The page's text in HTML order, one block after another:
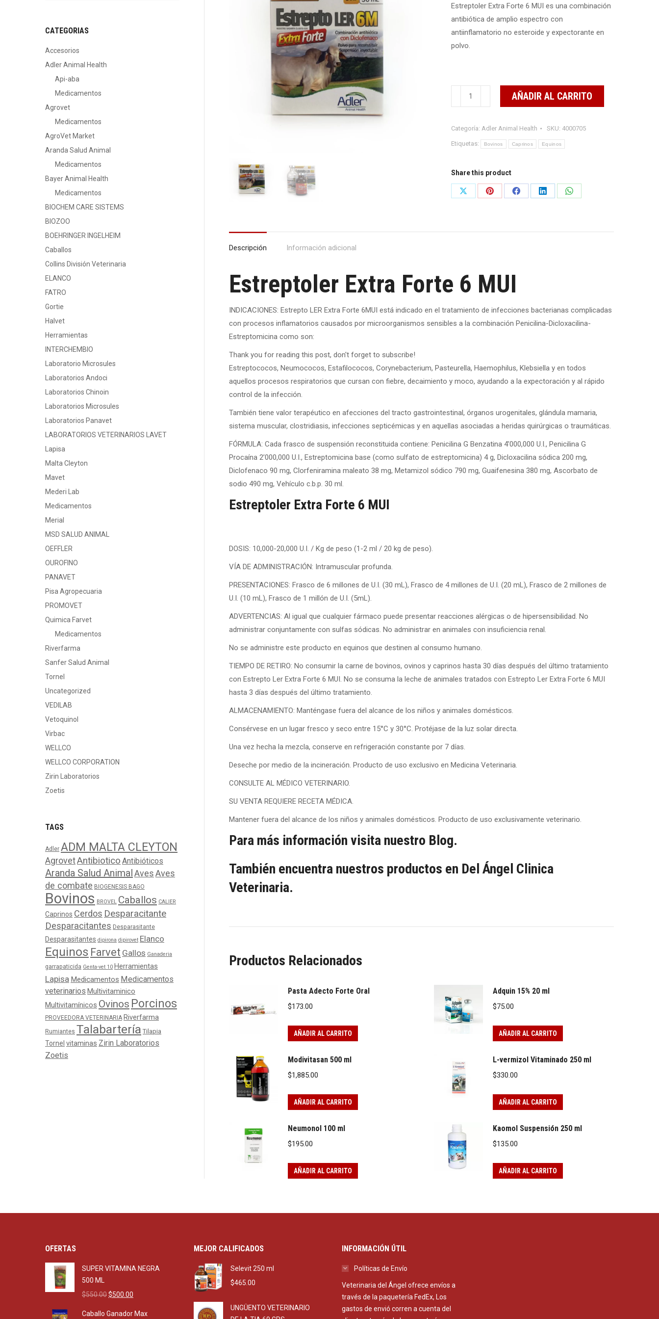
Estreptoler Extra Forte 6 MUI es una combinación
antibiótica de amplio espectro con
antiinflamatorio no esteroide y expectorante en
polvo.
Estreptoler
Extra
6
MUI
AÑADIR AL CARRITO
Categoría: Adler Animal Health SKU: 4000705
Etiquetas: Bovinos Caprinos Equinos
Share this product
Share
Share
Share
Share
Share
Descripción Información adicional
Estreptoler Extra Forte 6 MUI
INDICACIONES: Estrepto LER Extra Forte 6MUI está indicado en el tratamiento de infecciones bacterianas complicadas
con procesos inflamatorios causados por microorganismos sensibles a la combinación Penicilina-Dicloxacilina-
Estreptomicina como son:
Thank you for reading this post, don't forget to subscribe!
Estreptococos, Neumococos, Estafilococos, Corynebacterium, Pasteurella, Haemophilus, Klebsiella y en todos
aquellos procesos respiratorios que cursan con fiebre, decaimiento y moco, ayudando a la expectoración y al rápido
control de la infección.
También tiene valor terapéutico en afecciones del tracto gastrointestinal, órganos urogenitales, glándula mamaria,
sistema muscular, clostridiasis, infecciones septicémicas y en aquellas asociadas a heridas quirúrgicas o traumáticas.
FÓRMULA: Cada frasco de suspensión reconstituida contiene: Penicilina G Benzatina 4’000,000 U.I., Penicilina G
Procaína 2’000,000 U.I., Estreptomicina base (como sulfato de estreptomicina) 4 g, Dicloxacilina sódica 200 mg,
Diclofenaco 90 mg, Clorfeniramina maleato 38 mg, Metamizol sódico 790 mg, Guaifenesina 380 mg, Ascorbato de
sodio 490 mg, Vehículo c.b.p. 30 ml.
Estreptoler Extra Forte 6 MUI
DOSIS: 10,000-20,000 U.I. / Kg de peso (1-2 ml / 20 kg de peso).
VÍA DE ADMINISTRACIÓN: Intramuscular profunda.
PRESENTACIONES: Frasco de 6 millones de U.I. (30 mL), Frasco de 4 millones de U.I. (20 mL), Frasco de 2 millones de
U.I. (10 mL), Frasco de 1 millón de U.I. (5mL).
ADVERTENCIAS: Al igual que cualquier fármaco puede presentar reacciones alérgicas o de hipersensibilidad. No
administrar conjuntamente con sulfas sódicas. No administrar en animales con insuficiencia renal.
No se administre este producto en equinos que destinen al consumo humano.
TIEMPO DE RETIRO: No consumir la carne de bovinos, ovinos y caprinos hasta 30 días después del último tratamiento
con Estrepto Ler Extra Forte 6 MUI. No se consuma la leche de animales tratados con Estrepto Ler Extra Forte 6 MUI
hasta 3 días después del último tratamiento.
ALMACENAMIENTO: Manténgase fuera del alcance de los niños y animales domésticos.
Consérvese en un lugar fresco y seco entre 15°C y 30°C. Protéjase de la luz solar directa.
Una vez hecha la mezcla, conserve en refrigeración constante por 7 días.
Deseche por medio de la incineración. Producto de uso exclusivo en Medicina Veterinaria.
CONSULTE AL MÉDICO VETERINARIO.
SU VENTA REQUIERE RECETA MÉDICA.
Mantener fuera del alcance de los niños y animales domésticos. Producto de uso exclusivamente veterinario.
Para más información visita nuestro Blog.
También encuentra nuestros productos en Del Ángel Clinica
Veterinaria.
Productos Relacionados
Pasta Adecto Forte Oral
$173.00
AÑADIR AL CARRITO
Adquin 15% 20 ml
$75.00
AÑADIR AL CARRITO
Modivitasan 500 ml
$1,885.00
AÑADIR AL CARRITO
L-vermizol Vitaminado 250 ml
$330.00
AÑADIR AL CARRITO
Neumonol 100 ml
$195.00
AÑADIR AL CARRITO
Kaomol Suspensión 250 ml
$135.00
AÑADIR AL CARRITO
CATEGORIAS
Accesorios
Adler Animal Health
Api-aba
Medicamentos
Agrovet
Medicamentos
AgroVet Market
Aranda Salud Animal
Medicamentos
Bayer Animal Health
Medicamentos
BIOCHEM CARE SISTEMS
BIOZOO
BOEHRINGER INGELHEIM
Caballos
Collins División Veterinaria
ELANCO
FATRO
Gortie
Halvet
Herramientas
INTERCHEMBIO
Laboratorio Microsules
Laboratorios Andoci
Laboratorios Chinoin
Laboratorios Microsules
Laboratorios Panavet
LABORATORIOS VETERINARIOS LAVET
Lapisa
Malta Cleyton
Mavet
Mederi Lab
Medicamentos
Merial
MSD SALUD ANIMAL
OEFFLER
OUROFINO
PANAVET
Pisa Agropecuaria
PROMOVET
Quimica Farvet
Medicamentos
Riverfarma
Sanfer Salud Animal
Tornel
Uncategorized
VEDILAB
Vetoquinol
Virbac
WELLCO
WELLCO CORPORATION
Zirin Laboratorios
Zoetis
TAGS
Adler ADM MALTA CLEYTON
AgrovetAntibiotico Antibióticos
Aranda Salud AnimalAvesAves
de combate BIOGENESIS BAGO
Bovinos BROVEL Caballos CALIER
Caprinos Cerdos Desparacitante
Desparacitantes Desparasitante
Desparasitantes dipirona dipirovet Elanco
Equinos Farvet Gallos Ganaderia
garrapaticida Genta-vet 10 Herramientas
Lapisa Medicamentos Medicamentos
veterinarios Multivitaminico
Multivitamínicos Ovinos Porcinos
PROVEEDORA VETERINARIA Riverfarma
Rumiantes Talabartería Tilapia
Tornel vitaminas Zirin Laboratorios
Zoetis
OFERTAS
SUPER VITAMINA NEGRA
500 ML
$550.00Original
$500.00
Caballo Ganador Max
MEJOR CALIFICADOS
Selevit 250 ml
$465.00
UNGÜENTO VETERINARIO
INFORMACIÓN ÚTIL
Políticas de Envío
Veterinaria del Ángel ofrece envíos a
través de la paquetería FedEx, Los
gastos de envió corren a cuenta del